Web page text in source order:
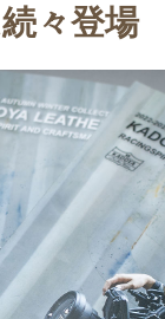
々登場